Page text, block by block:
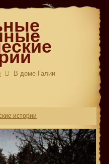
В доме Галии
истории